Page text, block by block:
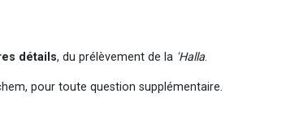
détails, du prélèvement de la 'Halla.
pour toute question supplémentaire.